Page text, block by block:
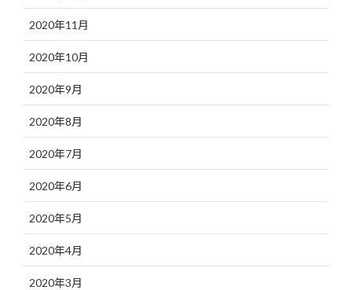
2020年11月
2020年10月
2020年9月
2020年8月
2020年7月
2020年6月
2020年5月
2020年4月
2020年3月